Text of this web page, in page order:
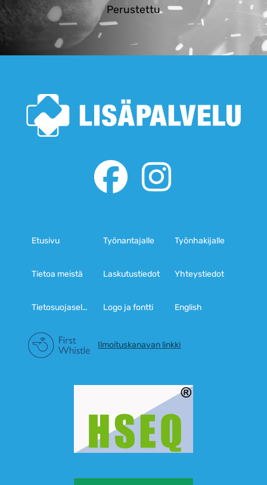
Perustettu
Etusivu Työnantajalle Työnhakijalle
Tietoa meistä Laskutustiedot Yhteystiedot
Tietosuojaseloste Logo ja fontti English
Ilmoituskanavan linkki